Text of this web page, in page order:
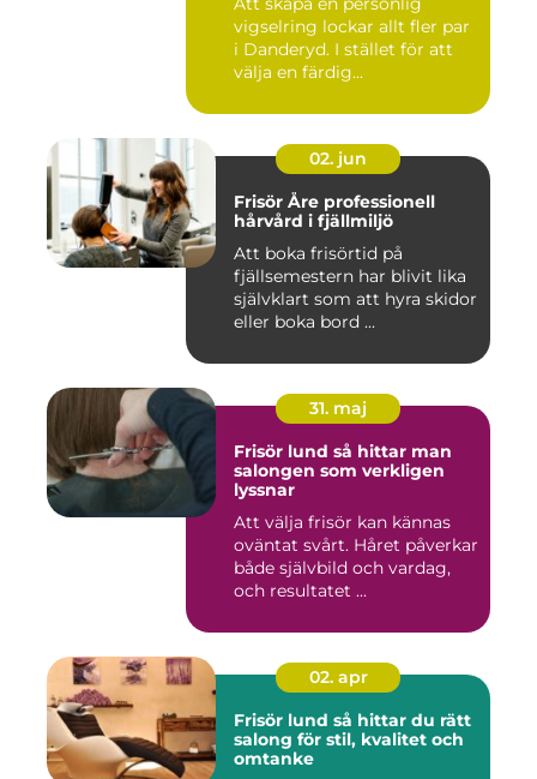
vigselring lockar allt fler par
i Danderyd. I stället för att
välja en färdig...
02. jun
Frisör Åre professionell
hårvård i fjällmiljö
Att boka frisörtid på
fjällsemestern har blivit lika
självklart som att hyra skidor
eller boka bord ...
31. maj
Frisör lund så hittar man
salongen som verkligen
lyssnar
Att välja frisör kan kännas
oväntat svårt. Håret påverkar
både självbild och vardag,
och resultatet ...
02. apr
Frisör lund så hittar du rätt
salong för stil, kvalitet och
omtanke